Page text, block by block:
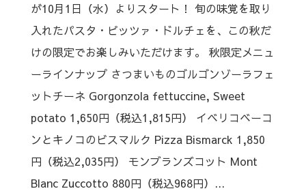
が10月1日（水）よりスタート！⁠ 旬の味覚を取り
入れたパスタ・ピッツァ・ドルチェを、この秋だ
けの限定でお楽しみいただけます。 秋限定メニュ
ーラインナップ さつまいものゴルゴンゾーラフェ
ットチーネ Gorgonzola fettuccine, Sweet
potato 1,650円（税込1,815円） イベリコベーコ
ンとキノコのビスマルク Pizza Bismarck 1,850
円（税込2,035円） モンブランズコット Mont
Blanc Zuccotto 880円（税込968円）...